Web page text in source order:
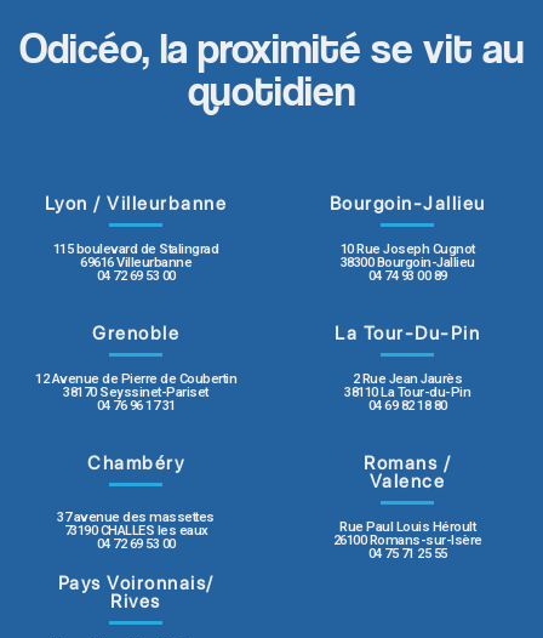
Odicéo, la proximité se vit au
quotidien
Lyon / Villeurbanne
115 boulevard de Stalingrad
69616 Villeurbanne
04 72 69 53 00
Bourgoin-Jallieu
10 Rue Joseph Cugnot
38300 Bourgoin-Jallieu
04 74 93 00 89
Grenoble
12 Avenue de Pierre de Coubertin
38170 Seyssinet-Pariset
04 76 96 17 31
La Tour-Du-Pin
2 Rue Jean Jaurès
38110 La Tour-du-Pin
04 69 82 18 80
Chambéry
37 avenue des massettes
73190 CHALLES les eaux
04 72 69 53 00
Romans /
Valence
Rue Paul Louis Héroult
26100 Romans-sur-Isère
04 75 71 25 55
Pays Voironnais/
Rives